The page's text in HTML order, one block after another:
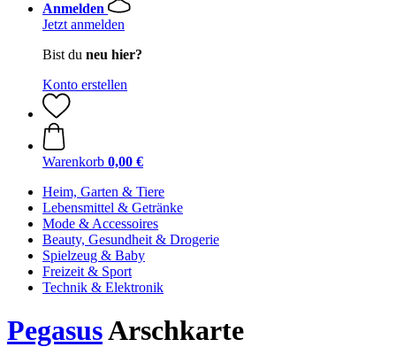
Anmelden
Jetzt anmelden
Bist du neu hier?
Konto erstellen
Warenkorb 0,00 €
Heim, Garten & Tiere
Lebensmittel & Getränke
Mode & Accessoires
Beauty, Gesundheit & Drogerie
Spielzeug & Baby
Freizeit & Sport
Technik & Elektronik
PegasusArschkarte